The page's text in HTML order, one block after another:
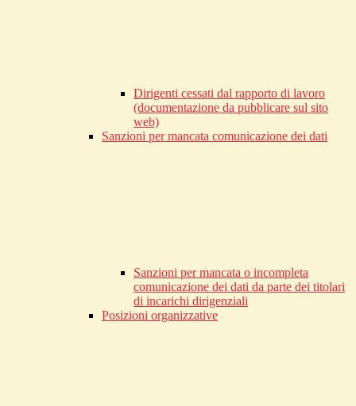
Dirigenti cessati dal rapporto di lavoro
(documentazione da pubblicare sul sito
web)
Sanzioni per mancata comunicazione dei dati
Sanzioni per mancata o incompleta
comunicazione dei dati da parte dei titolari
di incarichi dirigenziali
Posizioni organizzative